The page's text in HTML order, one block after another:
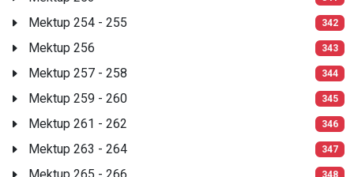
Mektup 254 - 255 342
Mektup 256 343
Mektup 257 - 258 344
Mektup 259 - 260 345
Mektup 261 - 262 346
Mektup 263 - 264 347
348